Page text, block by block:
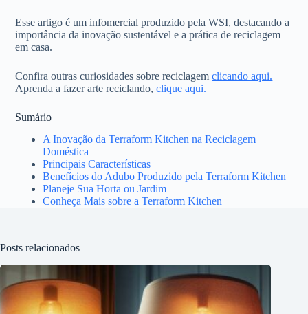
Esse artigo é um infomercial produzido pela WSI, destacando a
importância da inovação sustentável e a prática de reciclagem
em casa.
Confira outras curiosidades sobre reciclagemclicando aqui.
Aprenda a fazer arte reciclando,clique aqui.
Sumário
A Inovação da Terraform Kitchen na Reciclagem
Doméstica
Principais Características
Benefícios do Adubo Produzido pela Terraform Kitchen
Planeje Sua Horta ou Jardim
Conheça Mais sobre a Terraform Kitchen
Posts relacionados